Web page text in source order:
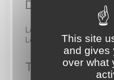
Dates
Le 18 août 2026 à
Le 18 août 2026 à
Tarif
This site
and gives
over what